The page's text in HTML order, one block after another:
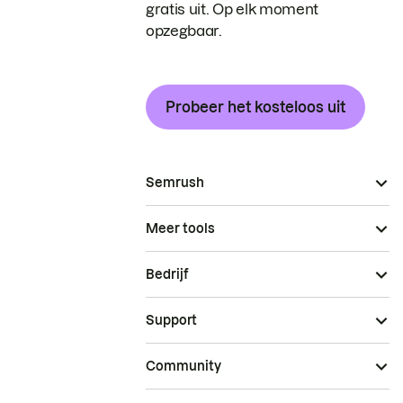
gratis uit. Op elk moment
opzegbaar.
Probeer het kosteloos uit
Semrush
Meer tools
Bedrijf
Support
Community